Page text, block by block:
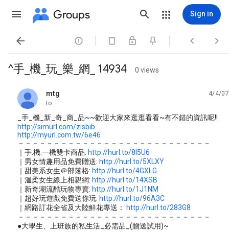
Groups Sign in
   
^手_機_玩_樂_網_ 14934 0 views
mtg
unread,
4/4/07
to
_手_機_新_奇_商_品~~歡迎大家來逛逛看看~有不錯的資訊呢!!
http://simurl.com/zisbib
http://myurl.com.tw/6e46
－－－－－－－－－－－－－－－－－－－－－－－－－－－
｜手.機.一機雙卡商品: http://hurl.to/8I5U6
｜男女情趣用品免費贈送: http://hurl.to/5XLXY
｜甜美系女生＠部落格: http://hurl.to/4GXLG
｜溫柔女生線上相親網: http://hurl.to/14XSB
｜新奇潮流酷玩物專賣: http://hurl.to/1J1NM
｜超好玩遊戲免費送你玩: http://hurl.to/96A3C
｜網路訂花全省及大陸鮮花專送：
http://hurl.to/283G8
－－－－－－－－－－－－－－－－－－－－－－－－－－－
●大學生、上班族的私生活_必需品_(贈送試用)~